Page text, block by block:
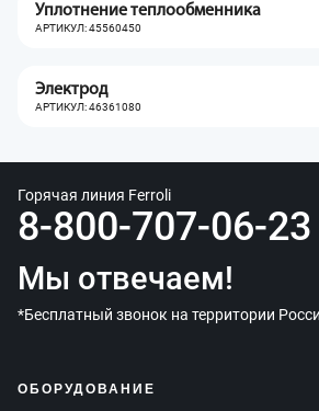
Уплотнение теплообменника
АРТИКУЛ: 45560450
Электрод
АРТИКУЛ: 46361080
Горячая линия Ferroli
8-800-707-06-23
Мы отвечаем!
*Бесплатный звонок на территории
ОБОРУДОВАНИЕ